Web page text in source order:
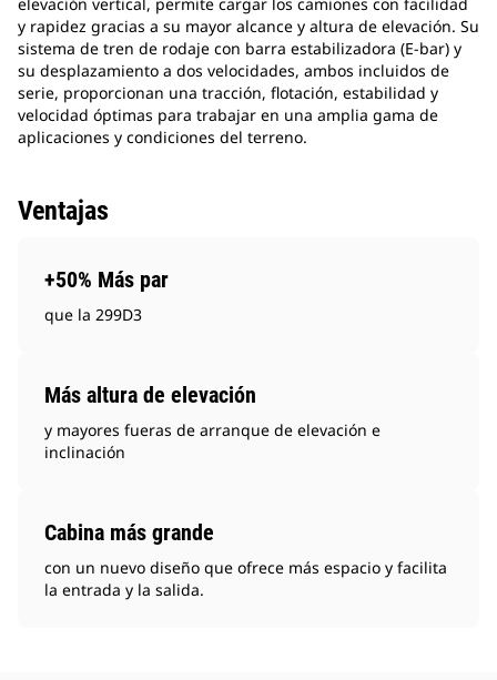
elevación vertical, permite cargar los camiones con facilidad
y rapidez gracias a su mayor alcance y altura de elevación. Su
sistema de tren de rodaje con barra estabilizadora (E-bar) y
su desplazamiento a dos velocidades, ambos incluidos de
serie, proporcionan una tracción, flotación, estabilidad y
velocidad óptimas para trabajar en una amplia gama de
aplicaciones y condiciones del terreno.
Ventajas
+50% Más par
que la 299D3
Más altura de elevación
y mayores fueras de arranque de elevación e
inclinación
Cabina más grande
con un nuevo diseño que ofrece más espacio y facilita
la entrada y la salida.